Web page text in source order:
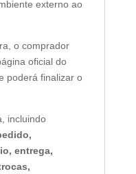
externo ao
o comprador
oficial do
poderá finalizar o
incluindo
entrega,